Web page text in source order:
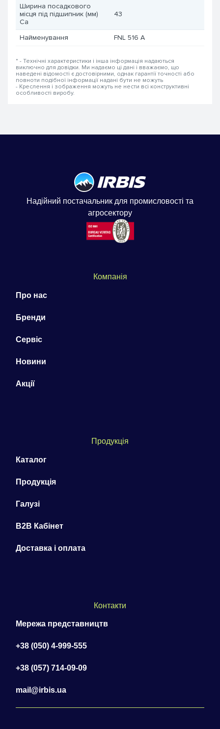
Ширина посадкового
місця під підшипник (мм)
Ca
43
Найменування FNL 516 A
* - Технічні характеристики і інша інформація надаються
виключно для довідки. Ми надаємо ці дані і вважаємо, що
наведені відомості є достовірними, однак гарантії точності або
повноти подібної інформації надані бути не можуть
- Креслення і зображення можуть не нести всі конструктивні
особливості виробу.
Надійний постачальник для промисловості та
агросектору
Компанія
Про нас
Бренди
Сервіс
Новини
Акції
Продукція
Каталог
Продукція
Галузі
B2B Кабінет
Доставка і оплата
Контакти
Мережа представництв
+38 (050) 4-999-555
+38 (057) 714-09-09
mail@irbis.ua